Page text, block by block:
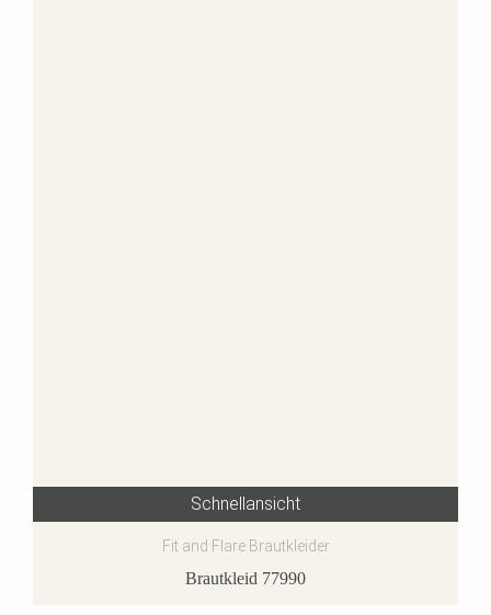
Schnellansicht
Fit and Flare Brautkleider
Brautkleid 77990